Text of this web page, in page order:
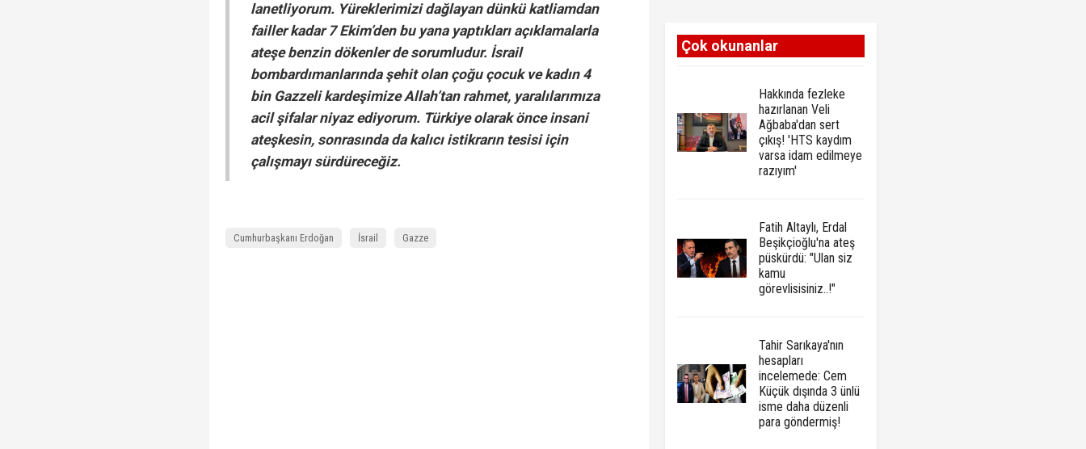
lanetliyorum. Yüreklerimizi dağlayan dünkü katliamdan
failler kadar 7 Ekim’den bu yana yaptıkları açıklamalarla
ateşe benzin dökenler de sorumludur. İsrail
bombardımanlarında şehit olan çoğu çocuk ve kadın 4
bin Gazzeli kardeşimize Allah’tan rahmet, yaralılarımıza
acil şifalar niyaz ediyorum. Türkiye olarak önce insani
ateşkesin, sonrasında da kalıcı istikrarın tesisi için
çalışmayı sürdüreceğiz.
Cumhurbaşkanı Erdoğan İsrail Gazze
Çok okunanlar
Hakkında fezleke
hazırlanan Veli
Ağbaba'dan sert
çıkış! 'HTS kaydım
varsa idam edilmeye
razıyım'
Fatih Altaylı, Erdal
Beşikçioğlu'na ateş
püskürdü: "Ulan siz
kamu
görevlisisiniz..!"
Tahir Sarıkaya'nın
hesapları
incelemede: Cem
Küçük dışında 3 ünlü
isme daha düzenli
para göndermiş!